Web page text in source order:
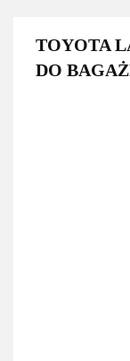
TOYOTA
DO